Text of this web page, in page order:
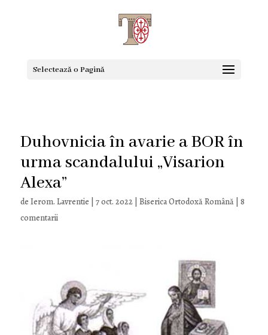
Selectează o Pagină
Duhovnicia în avarie a BOR în
urma scandalului „Visarion
Alexa”
de Ierom. Lavrentie 7 oct. 2022| Biserica Ortodoxă Română| 8
comentarii